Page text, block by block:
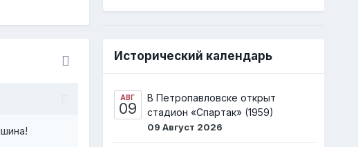
Исторический календарь
АВГ
09
В Петропавловске открыт
стадион «Спартак» (1959)
09 Август 2026